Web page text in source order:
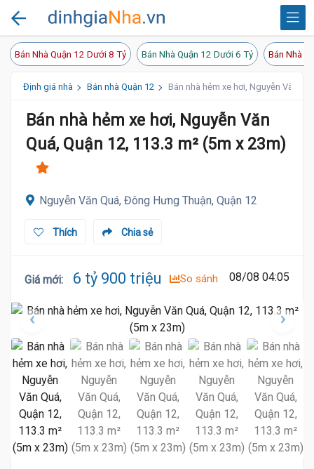
Bán Nhà Quận 12 Dưới 8 Tỷ Bán Nhà Quận 12 Dưới 6 Tỷ Bán Nhà
Định giá nhà Bán nhà Quận 12 Bán nhà hẻm xe hơi, Nguyễn Văn
Bán nhà hẻm xe hơi, Nguyễn Văn
Quá, Quận 12, 113.3 m² (5m x 23m)
Nguyễn Văn Quá, Đông Hưng Thuận, Quận 12
Chia sẻ
Thích
Giá mới: 6 tỷ 900 triệu So sánh 08/08 04:05